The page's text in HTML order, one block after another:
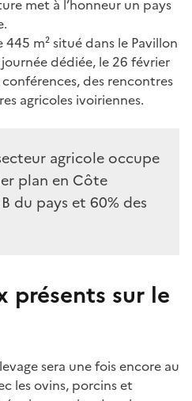
met à l’honneur un pays
m² situé dans le Pavillon
dédiée, le 26 février
des rencontres
agricoles ivoiriennes.
agricole occupe
plan en Côte
du pays et 60% des
présents sur le
sera une fois encore au
les ovins, porcins et